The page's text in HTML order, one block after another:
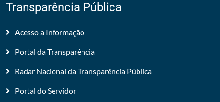
Transparência Pública
Acesso a Informação
Portal da Transparência
Radar Nacional da Transparência Pública
Portal do Servidor